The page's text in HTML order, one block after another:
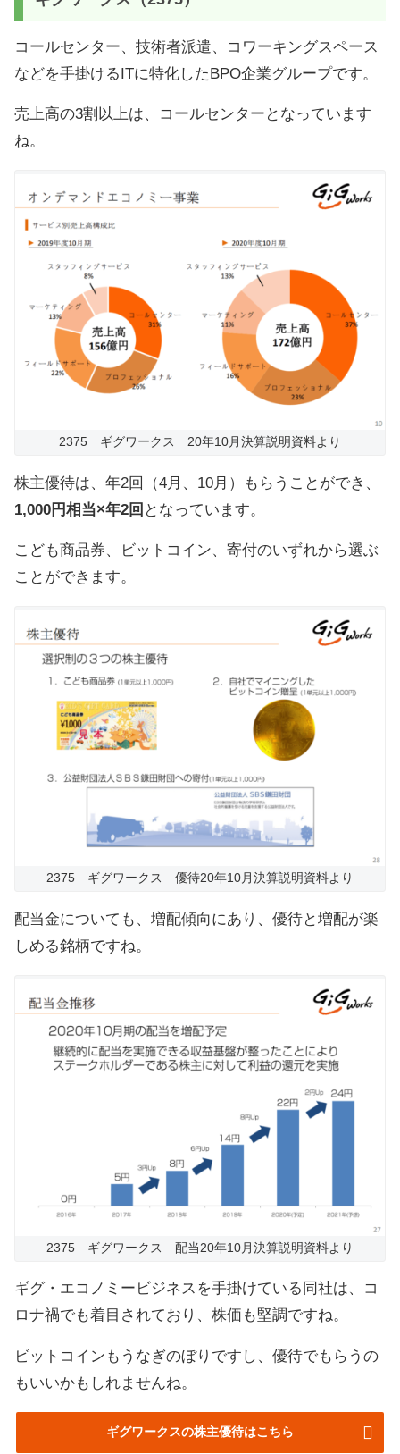
コールセンター、技術者派遣、コワーキングスペース
などを手掛けるITに特化したBPO企業グループです。
売上高の3割以上は、コールセンターとなっています
ね。
2375 ギグワークス 20年10月決算説明資料より
株主優待は、年2回（4月、10月）もらうことができ、
1,000円相当×年2回 となっています。
こども商品券、ビットコイン、寄付のいずれから選ぶ
ことができます。
2375 ギグワークス 優待20年10月決算説明資料より
配当金についても、増配傾向にあり、優待と増配が楽
しめる銘柄ですね。
2375 ギグワークス 配当20年10月決算説明資料より
ギグ・エコノミービジネスを手掛けている同社は、コ
ロナ禍でも着目されており、株価も堅調ですね。
ビットコインもうなぎのぼりですし、優待でもらうの
もいいかもしれませんね。
ギグワークスの株主優待はこちら